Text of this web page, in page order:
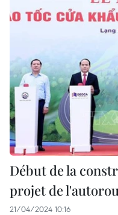
Début de la
projet de
21/04/2024 10:16